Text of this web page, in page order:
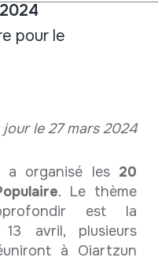
pour le
jour le 27 mars 2024
a organisé les 20
. Le thème
est la
avril, plusieurs
à Oiartzun